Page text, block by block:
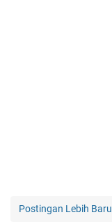
Postingan Lebih Baru